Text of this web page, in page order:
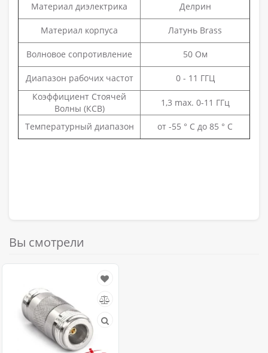
Материал диэлектрика Делрин
Материал корпуса Латунь Brass
Волновое сопротивление 50 Ом
Диапазон рабочих частот
0 - 11 ГГЦ
Коэффициент Стоячей
Волны (КСВ)
1,3 max. 0-11 ГГц
Температурный диапазон от -55 ° C до 85 ° C
Вы смотрели